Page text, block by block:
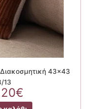
43×43
13
€
τρέχουσα